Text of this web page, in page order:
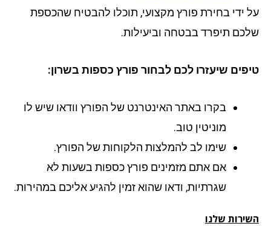
ידי בחירת פורץ מקצועי, תוכלו להבטיח שהכספת
תיפרד בבטחה וביעילות.
שיעזרו לכם לבחור פורץ כספות בשרון:
בקרו באתר האינטרנט של הפורץ וודאו שיש לו
מוניטין טוב.
שימו לב להמלצות הלקוחות של הפורץ.
אם אתם מזמינים פורץ כספות בשעות לא
שגרתיות, ודאו שהוא זמין להגיע אליכם במהירות.
שלנו